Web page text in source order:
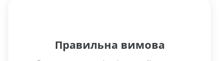
Правильна вимова